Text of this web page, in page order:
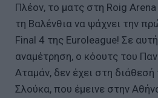
Πλέον, το ματς στη Roig Arena
τη Βαλένθια να ψάχνει την
Final 4 της Euroleague! Σε
αναμέτρηση, ο κόουτς του
Αταμάν, δεν έχει στη
Σλούκα, που έμεινε στην